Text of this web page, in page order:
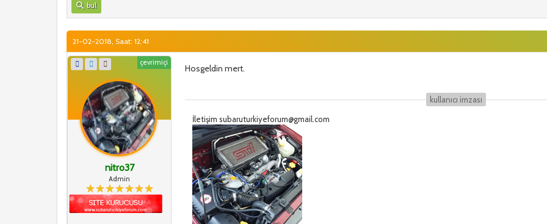
bul
21-02-2018, Saat: 12:41
çevrimiçi
nitro37
Admin
Hosgeldin mert.
kullanıcı i̇mzası
İletişim subaruturkiyeforum@gmail.com